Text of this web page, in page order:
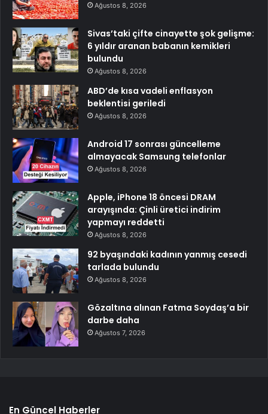
Ağustos 8, 2026
Sivas’taki çifte cinayette şok gelişme:
6 yıldır aranan babanın kemikleri
bulundu
Ağustos 8, 2026
ABD’de kısa vadeli enflasyon
beklentisi geriledi
Ağustos 8, 2026
Android 17 sonrası güncelleme
almayacak Samsung telefonlar
Ağustos 8, 2026
Apple, iPhone 18 öncesi DRAM
arayışında: Çinli üretici indirim
yapmayı reddetti
Ağustos 8, 2026
92 byaşındaki kadının yanmış cesedi
tarlada bulundu
Ağustos 8, 2026
Gözaltına alınan Fatma Soydaş’a bir
darbe daha
Ağustos 7, 2026
En Güncel Haberler